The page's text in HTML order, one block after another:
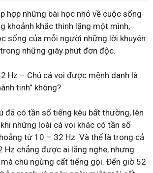
hợp những bài học nhỏ về cuộc sống
khoảnh khắc thinh lặng một mình,
sống của mỗi người những lời khuyên
những giây phút đơn độc.
Hz – Chú cá voi được mệnh danh là
tinh” không?
đã có tần số tiếng kêu bất thường, lên
những loài cá voi khác có tần số
từ 10 – 32 Hz. Và thế là trong cả
Hz chẳng được ai lắng nghe, nhưng
chú ngừng cất tiếng gọi. Đến giờ 52